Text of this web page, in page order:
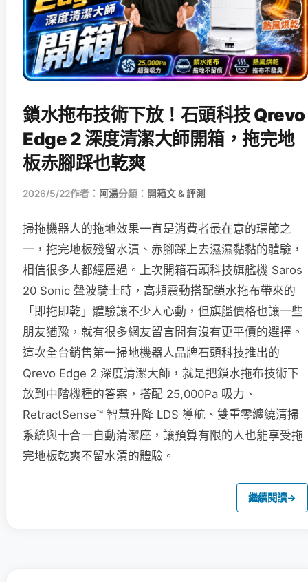
鎖水拖布技術下放！石頭科技 Qrevo
Edge 2 深度清潔大師開箱，拖完地
板赤腳踩也乾爽
2026/5/22作者： 阿湯分類： 開箱文 & 評測
掃拖機器人的拖地效果一直是消費者最在意的環節之
一，拖完地板殘留水漬、赤腳踩上去濕濕黏黏的體驗，
相信很多人都經歷過。上次開箱石頭科技旗艦機 Saros
20 Sonic 聲波騎士時，高頻震動搭配鎖水拖布帶來的
「即拖即乾」體驗讓不少人心動，但旗艦價格也讓一些
朋友猶豫，就有很多網友留言問有沒有更平價的選擇。
這次全台銷售第一掃地機器人品牌石頭科技推出的
Qrevo Edge 2 深度清潔大師，就是把鎖水拖布技術下
放到中階機種的答案，搭配 25,000Pa 吸力、
RetractSense™ 智慧升降 LDS 導航、雙重零纏繞清掃
系統與十合一自動清潔座，讓預算有限的人也能享受拖
完地板乾爽不留水漬的體驗。
繼續閱讀→